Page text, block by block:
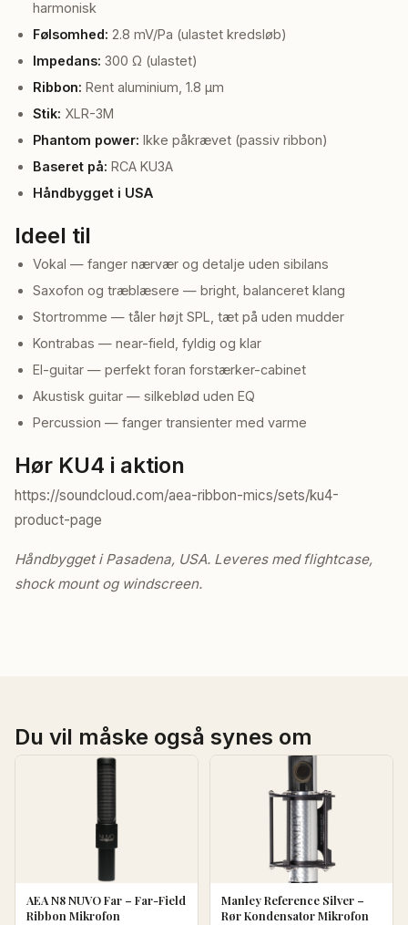
harmonisk
Følsomhed: 2.8 mV/Pa (ulastet kredsløb)
Impedans: 300 Ω (ulastet)
Ribbon: Rent aluminium, 1.8 μm
Stik: XLR-3M
Phantom power: Ikke påkrævet (passiv ribbon)
Baseret på: RCA KU3A
Håndbygget i USA
Ideel til
Vokal — fanger nærvær og detalje uden sibilans
Saxofon og træblæsere — bright, balanceret klang
Stortromme — tåler højt SPL, tæt på uden mudder
Kontrabas — near-field, fyldig og klar
El-guitar — perfekt foran forstærker-cabinet
Akustisk guitar — silkeblød uden EQ
Percussion — fanger transienter med varme
Hør KU4 i aktion
https://soundcloud.com/aea-ribbon-mics/sets/ku4-
product-page
Håndbygget i Pasadena, USA. Leveres med flightcase,
shock mount og windscreen.
Du vil måske også synes om
AEA N8 NUVO Far – Far-Field
Ribbon Mikrofon
Manley Reference Silver –
Rør Kondensator Mikrofon